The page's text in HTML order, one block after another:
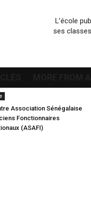
L’école
ses
Association Sénégalaise
Fonctionnaires
(ASAFI)